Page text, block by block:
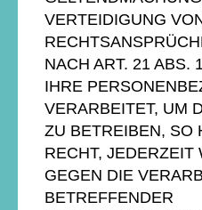
VERTEIDIGUNG
NACH ART. 21 ABS.
IHRE
VERARBEITET, UM
ZU BETREIBEN, SO
RECHT, JEDERZEIT
GEGEN DIE
BETREFFENDER